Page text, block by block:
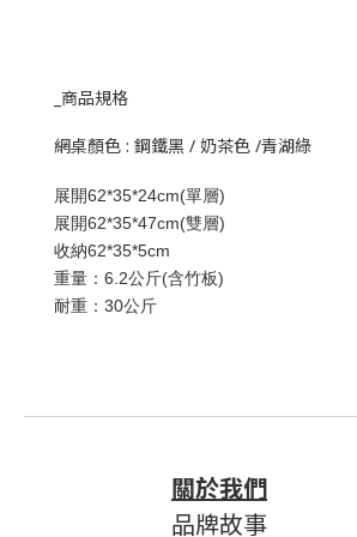
_商品規格
網桌顏色 : 鋼鐵黑 / 奶茶色 /青湖綠
展開62*35*24cm(單層)
展開62*35*47cm(雙層)
收納62*35*5cm
重量：6.2公斤(含竹板)
耐重：30公斤
關於我們
品牌故事